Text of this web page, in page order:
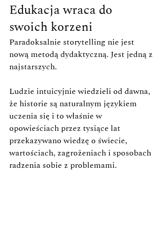
Edukacja wraca do
swoich korzeni
Paradoksalnie storytelling nie jest
nową metodą dydaktyczną. Jest jedną z
najstarszych.
Ludzie intuicyjnie wiedzieli od dawna,
że historie są naturalnym językiem
uczenia się i to właśnie w
opowieściach przez tysiące lat
przekazywano wiedzę o świecie,
wartościach, zagrożeniach i sposobach
radzenia sobie z problemami.